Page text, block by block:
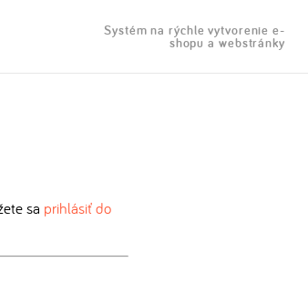
Systém na rýchle vytvorenie e-
shopu a webstránky
sa prihlásiť do